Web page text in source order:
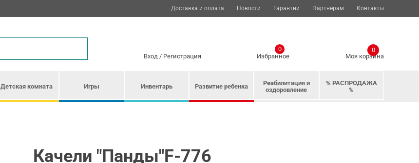
Доставка и оплата Новости Гарантии Партнёрам Контакты
Вход/ Регистрация Избранное
0
Моя корзина
0
Детская комната Игры Инвентарь Развитие ребенка
Реабилитация и
оздоровление
% РАСПРОДАЖА
%
Качели "Панды"F-776